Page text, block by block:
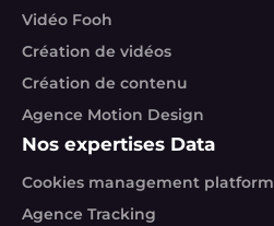
Vidéo Fooh
Création de vidéos
Création de contenu
Agence Motion Design
Nos expertises Data
Cookies management platform
Agence Tracking